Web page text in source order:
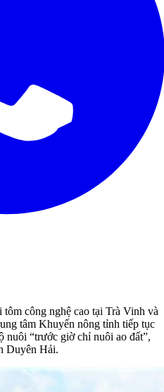
công nghệ cao tại Trà Vinh và
tâm Khuyến nông tỉnh tiếp tục
nuôi “trước giờ chỉ nuôi ao đất”,
Duyên Hải.